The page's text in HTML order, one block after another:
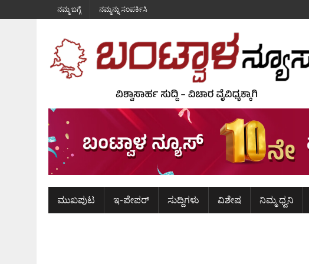
ನಮ್ಮ ಬಗ್ಗೆ ನಮ್ಮನ್ನು ಸಂಪರ್ಕಿಸಿ
ಮುಖಪುಟ ಇ-ಪೇಪರ್ ಸುದ್ದಿಗಳು ವಿಶೇಷ ನಿಮ್ಮ ಧ್ವನಿ